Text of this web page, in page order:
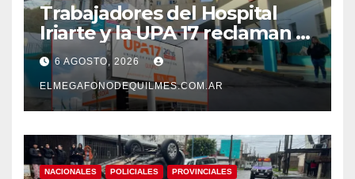
Trabajadores del Hospital
Iriarte y la UPA 17 reclaman el
pase a planta de becarios y
mejoras laborales
6 AGOSTO, 2026
ELMEGAFONODEQUILMES.COM.AR
NACIONALES POLICIALES PROVINCIALES